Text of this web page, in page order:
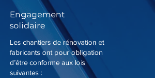
Engagement
solidaire
Les chantiers de rénovation et
fabricants ont pour obligation
d’être conforme aux lois
suivantes :